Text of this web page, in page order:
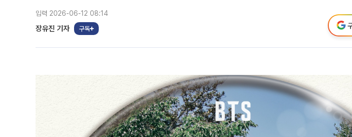
입력 2026-06-12 08:14
장유진 기자 구독